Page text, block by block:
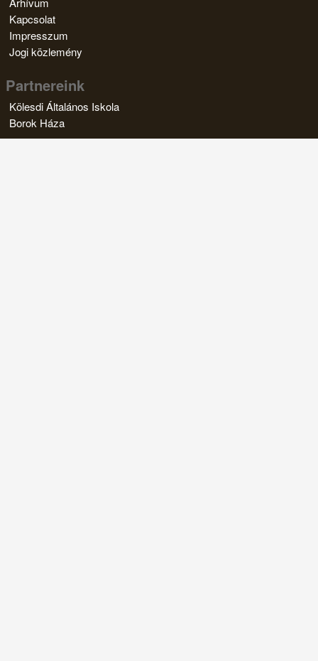
Kapcsolat
Impresszum
Jogi közlemény
Partnereink
Kölesdi Általános Iskola
Borok Háza